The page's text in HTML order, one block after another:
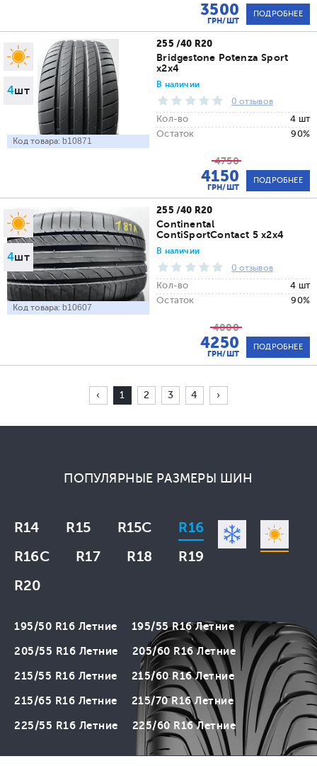
3500
ГРН/ШТ
ПОДРОБНЕЕ
4шт
Код товара: b10871
255 /40 R20
Bridgestone Potenza Sport
x2x4
В наличии
0 отзывов
Кол-во
4 шт
Остаток
90%
4750
4150
ГРН/ШТ
ПОДРОБНЕЕ
4шт
Код товара: b10607
255 /40 R20
Continental
ContiSportContact 5 x2x4
В наличии
0 отзывов
Кол-во
4 шт
Остаток
90%
4800
4250
ГРН/ШТ
ПОДРОБНЕЕ
‹ 1 2 3 4 ›
ПОПУЛЯРНЫЕ РАЗМЕРЫ ШИН
R14 R15 R15C
R16
R16C
R17 R18
R19
R20
195/50 R16 Летние
195/55 R16 Летние
205/55 R16 Летние
205/60 R16 Летние
215/55 R16 Летние
215/60 R16 Летние
215/65 R16 Летние
215/70 R16 Летние
225/55 R16 Летние
225/60 R16 Летние